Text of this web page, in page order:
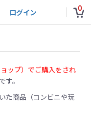
ログイン 0
ップ）でご購入をされ
。
た商品（コンビニや玩